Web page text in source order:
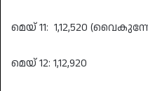
മെയ് 11: 1,12,520
മെയ് 12: 1,12,920